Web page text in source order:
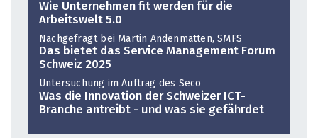
Wie Unternehmen fit werden für die
Arbeitswelt 5.0
Nachgefragt bei Martin Andenmatten, ­SMFS
Das bietet das Service Management Forum
Schweiz 2025
Untersuchung im Auftrag des Seco
Was die Innovation der Schweizer ICT-
Branche antreibt - und was sie gefährdet